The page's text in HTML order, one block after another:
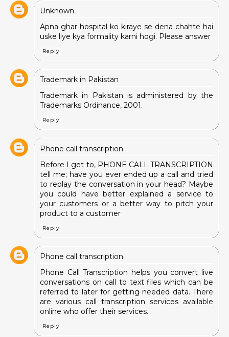
Unknown
Apna ghar hospital ko kiraye se dena chahte hai
uske liye kya formality karni hogi. Please answer
Reply
Trademark in Pakistan
Trademark in Pakistan is administered by the
Trademarks Ordinance, 2001.
Reply
Phone call transcription
Before I get to, PHONE CALL TRANSCRIPTION
tell me; have you ever ended up a call and tried
to replay the conversation in your head? Maybe
you could have better explained a service to
your customers or a better way to pitch your
product to a customer
Reply
Phone call transcription
Phone Call Transcription helps you convert live
conversations on call to text files which can be
referred to later for getting needed data. There
are various call transcription services available
online who offer their services.
Reply